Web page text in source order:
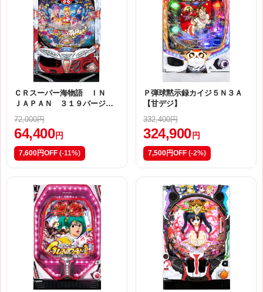
ＣＲスーパー海物語 ＩＮ
ＪＡＰＡＮ ３１９バージョ
72,000円
64,400 円
7,600円OFF (-11%)
Ｐ弾球黙示録カイジ５Ｎ３Ａ
【甘デジ】
332,400円
324,900 円
7,500円OFF (-2%)